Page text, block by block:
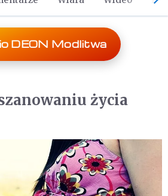
DEON Modlitwa
życia